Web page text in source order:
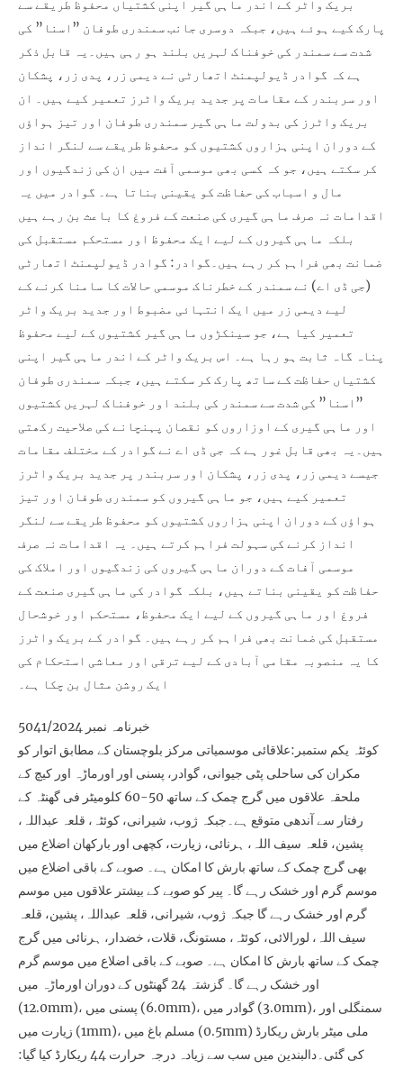
بریک واٹر کے اندر ماہی گیر اپنی کشتیاں محفوظ طریقے سے
پارک کیے ہوئے ہیں، جبکہ دوسری جانب سمندری طوفان ”اسنا” کی
شدت سے سمندر کی خوفناک لہریں بلند ہو رہی ہیں۔یہ قابل ذکر
ہے کہ گوادر ڈیولپمنٹ اتھارٹی نے دیمی زر، پدی زر، پشکان
اور سربندر کے مقامات پر جدید بریک واٹرز تعمیر کیے ہیں۔ ان
بریک واٹرز کی بدولت ماہی گیر سمندری طوفان اور تیز ہواؤں
کے دوران اپنی ہزاروں کشتیوں کو محفوظ طریقے سے لنگر انداز
کر سکتے ہیں، جو کہ کسی بھی موسمی آفت میں ان کی زندگیوں اور
مال و اسباب کی حفاظت کو یقینی بناتا ہے۔ گوادر میں یہ
اقدامات نہ صرف ماہی گیری کی صنعت کے فروغ کا باعث بن رہے ہیں
بلکہ ماہی گیروں کے لیے ایک محفوظ اور مستحکم مستقبل کی
ضمانت بھی فراہم کر رہے ہیں۔گوادر: گوادر ڈیولپمنٹ اتھارٹی
(جی ڈی اے) نے سمندر کے خطرناک موسمی حالات کا سامنا کرنے کے
لیے دیمی زر میں ایک انتہائی مضبوط اور جدید بریک واٹر
تعمیر کیا ہے، جو سینکڑوں ماہی گیر کشتیوں کے لیے محفوظ
پناہ گاہ ثابت ہو رہا ہے۔ اس بریک واٹر کے اندر ماہی گیر اپنی
کشتیاں حفاظت کے ساتھ پارک کر سکتے ہیں، جبکہ سمندری طوفان
”اسنا” کی شدت سے سمندر کی بلند اور خوفناک لہریں کشتیوں
اور ماہی گیری کے اوزاروں کو نقصان پہنچانے کی صلاحیت رکھتی
ہیں۔یہ بھی قابل غور ہے کہ جی ڈی اے نے گوادر کے مختلف مقامات
جیسے دیمی زر، پدی زر، پشکان اور سربندر پر جدید بریک واٹرز
تعمیر کیے ہیں، جو ماہی گیروں کو سمندری طوفان اور تیز
ہواؤں کے دوران اپنی ہزاروں کشتیوں کو محفوظ طریقے سے لنگر
انداز کرنے کی سہولت فراہم کرتے ہیں۔ یہ اقدامات نہ صرف
موسمی آفات کے دوران ماہی گیروں کی زندگیوں اور املاک کی
حفاظت کو یقینی بناتے ہیں، بلکہ گوادر کی ماہی گیری صنعت کے
فروغ اور ماہی گیروں کے لیے ایک محفوظ، مستحکم اور خوشحال
مستقبل کی ضمانت بھی فراہم کر رہے ہیں۔ گوادر کے بریک واٹرز
کا یہ منصوبہ مقامی آبادی کے لیے ترقی اور معاشی استحکام کی
ایک روشن مثال بن چکا ہے۔
خبرنامہ نمبر 5041/2024
کوئٹہ یکم ستمبر:علاقائی موسمیاتی مرکز بلوچستان کے مطابق اتوار کو
مکران کی ساحلی پٹی جیوانی، گوادر، پسنی اور اورماڑہ اور کیچ کے
ملحقہ علاقوں میں گرج چمک کے ساتھ 50-60 کلومیٹر فی گھنٹہ کے
رفتار سے آندھی متوقع ہے۔جبکہ ژوب، شیرانی، کوئٹہ، قلعہ عبداللہ،
پشین، قلعہ سیف اللہ، ہرنائی، زیارت، کچھی اور بارکھان اضلاع میں
بھی گرج چمک کے ساتھ بارش کا امکان ہے۔ صوبے کے باقی اضلاع میں
موسم گرم اور خشک رہے گا۔ پیر کو صوبے کے بیشتر علاقوں میں موسم
گرم اور خشک رہے گا جبکہ ژوب، شیرانی، قلعہ عبداللہ، پشین، قلعہ
سیف اللہ، لورالائی، کوئٹہ، مستونگ، قلات، خضدار، ہرنائی میں گرج
چمک کے ساتھ بارش کا امکان ہے۔ صوبے کے باقی اضلاع میں موسم گرم
اور خشک رہے گا۔ گزشتہ 24 گھنٹوں کے دوران اورماڑہ میں
(12.0mm)، پسنی میں (6.0mm)، گوادر میں (3.0mm)، سمنگلی اور
زیارت میں (1mm)، مسلم باغ میں (0.5mm) ملی میٹر بارش ریکارڈ
کی گئی۔دالبندین میں سب سے زیادہ درجہ حرارت 44 ریکارڈ کیا گیا: